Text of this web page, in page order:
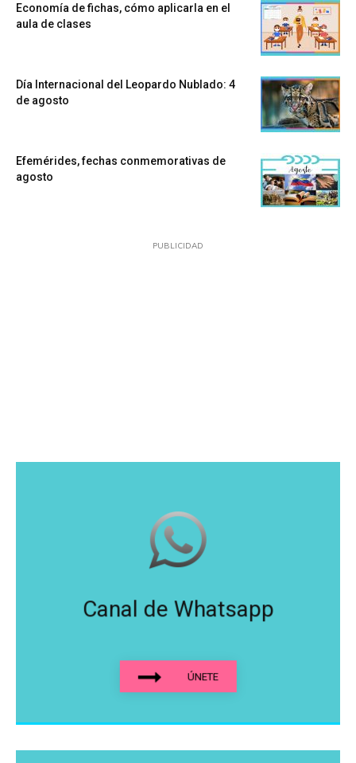
Economía de fichas, cómo aplicarla en el
aula de clases
Día Internacional del Leopardo Nublado: 4
de agosto
Efemérides, fechas conmemorativas de
agosto
PUBLICIDAD
Canal de Whatsapp
ÚNETE